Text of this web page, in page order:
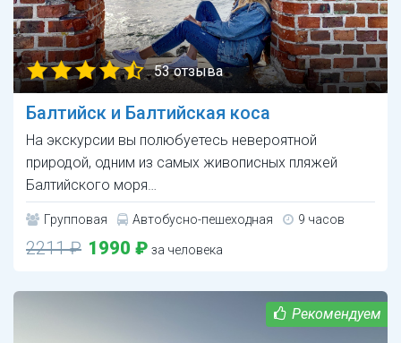
53 отзыва
Балтийск и Балтийская коса
На экскурсии вы полюбуетесь невероятной
природой, одним из самых живописных пляжей
Балтийского моря…
Групповая Автобусно-пешеходная 9 часов
2211 ₽ 1990 ₽ за человека